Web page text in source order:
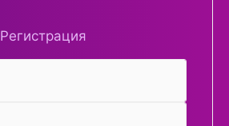
Регистрация